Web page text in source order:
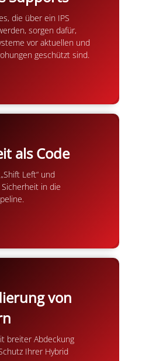
die über ein IPS
sorgen dafür,
vor aktuellen und
geschützt sind.
als Code
Left“ und
in die
von
breiter Abdeckung
Ihrer Hybrid